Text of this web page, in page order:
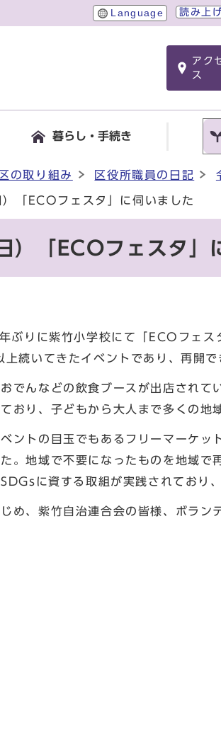
Language 読み上
アク
ス
暮らし・手続き
区の取り組み 区役所職員の日記
「ECOフェスタ」に伺いました
）「ECOフェスタ」
りに紫竹小学校にて「ECOフェス
続いてきたイベントであり、再開で
でんなどの飲食ブースが出店され
おり、子どもから大人まで多くの地
ントの目玉でもあるフリーマーケッ
。地域で不要になったものを地域
に資する取組が実践されており
め、紫竹自治連合会の皆様、ボラン
長 川